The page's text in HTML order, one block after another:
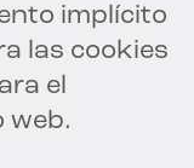
implícito
las cookies
el
web.